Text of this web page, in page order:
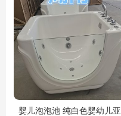
婴儿泡泡池 纯白色婴幼儿亚